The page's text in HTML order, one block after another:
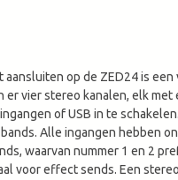
op de ZED24 is
vier stereo kanalen, elk met
of USB in te
Alle ingangen hebben
waarvan nummer 1 en 2
voor effect sends. Een